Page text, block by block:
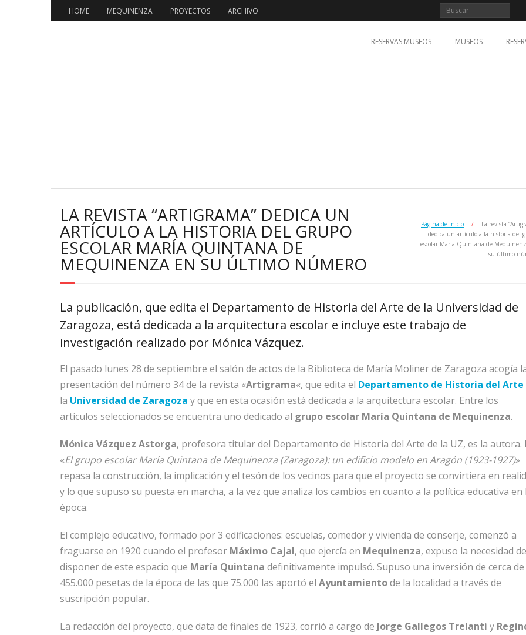
HOME MEQUINENZA PROYECTOS ARCHIVO
RESERVAS MUSEOS MUSEOS
LA REVISTA “ARTIGRAMA” DEDICA UN
ARTÍCULO A LA HISTORIA DEL GRUPO
ESCOLAR MARÍA QUINTANA DE
MEQUINENZA EN SU ÚLTIMO NÚMERO
Página de Inicio /
La revista
dedica un artículo a la historia del
escolar María Quintana de
su último
La publicación, que edita el Departamento de Historia del Arte de la Universidad de
Zaragoza, está dedicada a la arquitectura escolar e incluye este trabajo de
investigación realizado por Mónica Vázquez.
El pasado lunes 28 de septiembre el salón de actos de la Biblioteca de María Moliner de Zaragoza acogía
presentación del número 34 de la revista «Artigrama«, que edita el Departamento de Historia del Arte
la Universidad de Zaragoza y que en esta ocasión está dedicada a la arquitectura escolar. Entre los
artículos seleccionados se encuentra uno dedicado al grupo escolar María Quintana de Mequinenza.
Mónica Vázquez Astorga, profesora titular del Departamento de Historia del Arte de la UZ, es la autora.
«El grupo escolar María Quintana de Mequinenza (Zaragoza): un edificio modelo en Aragón (1923-1927)»
repasa la construcción, la implicación y el tesón de los vecinos para que el proyecto se convirtiera en
y lo que supuso su puesta en marcha, a la vez que analiza los cambios en cuanto a la política educativa en
época.
El complejo educativo, formado por 3 edificaciones: escuelas, comedor y vivienda de conserje, comenzó a
fraguarse en 1920 cuando el profesor Máximo Cajal, que ejercía en Mequinenza, expuso la necesidad de
disponer de este espacio que María Quintana definitivamente impulsó. Supuso una inversión de cerca de
455.000 pesetas de la época de las que 75.000 las aportó el Ayuntamientode la localidad a través de
suscripción popular.
La redacción del proyecto, que data de finales de 1923, corrió a cargo de Jorge Gallegos Trelanti y